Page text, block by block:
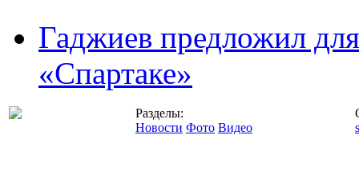
Гаджиев предложил
«Спартаке»
Разделы:
Новости Фото Видео